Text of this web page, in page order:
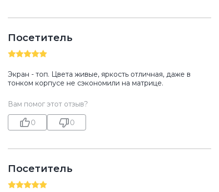
Посетитель
Экран - топ. Цвета живые, яркость отличная, даже в
тонком корпусе не сэкономили на матрице.
Вам помог этот отзыв?
0 0
Посетитель